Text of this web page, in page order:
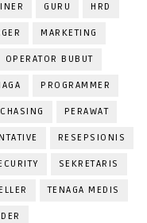
GURU HRD
MARKETING
OPERATOR BUBUT
PROGRAMMER
PERAWAT
RESEPSIONIS
SEKRETARIS
TENAGA MEDIS